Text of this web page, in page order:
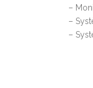
–
–
–